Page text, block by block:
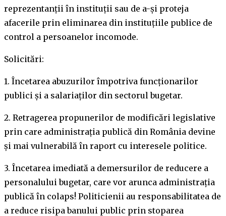
reprezentanţii în instituţii sau de a-și proteja
afacerile prin eliminarea din instituțiile publice de
control a persoanelor incomode.
Solicitări:
1. Încetarea abuzurilor împotriva funcționarilor
publici şi a salariaţilor din sectorul bugetar.
2. Retragerea propunerilor de modificări legislative
prin care administraţia publică din România devine
şi mai vulnerabilă în raport cu interesele politice.
3. Încetarea imediată a demersurilor de reducere a
personalului bugetar, care vor arunca administrația
publică în colaps! Politicienii au responsabilitatea de
a reduce risipa banului public prin stoparea